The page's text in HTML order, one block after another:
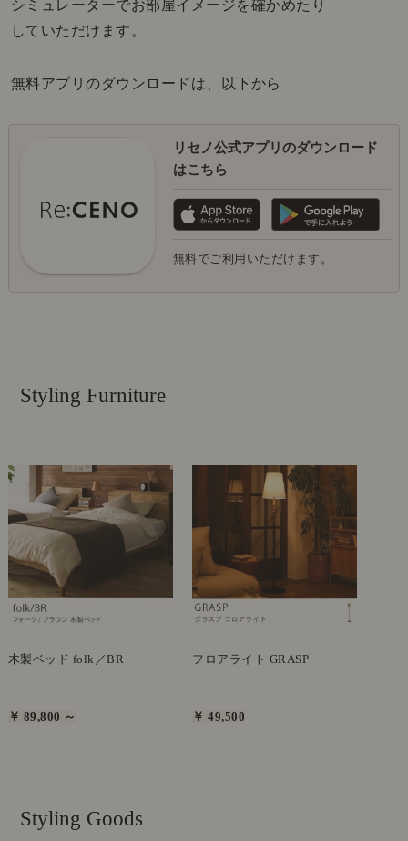
シミュレーターでお部屋イメージを確かめたり
していただけます。
無料アプリのダウンロードは、以下から
リセノ公式アプリのダウンロード
はこちら
無料でご利用いただけます。
Styling Furniture
木製ベッド folk／BR
￥ 89,800 ～
フロアライト GRASP
￥ 49,500
Styling Goods